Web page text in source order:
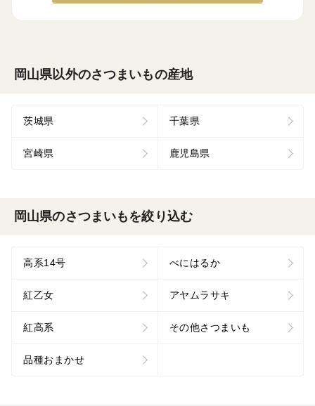
岡山県以外のさつまいもの産地
茨城県 千葉県
宮崎県 鹿児島県
岡山県のさつまいもを絞り込む
高系14号 べにはるか
紅乙女 アヤムラサキ
紅高系 その他さつまいも
品種おまかせ